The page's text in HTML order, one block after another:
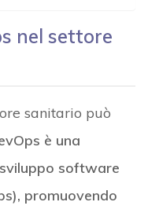
nel settore
sanitario può
è una
software
promuovendo